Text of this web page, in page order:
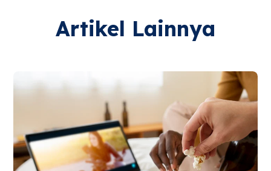
Artikel Lainnya